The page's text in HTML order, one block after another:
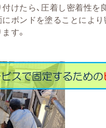
けたら、圧着し密着性を
ボンドを塗ることにより
す。